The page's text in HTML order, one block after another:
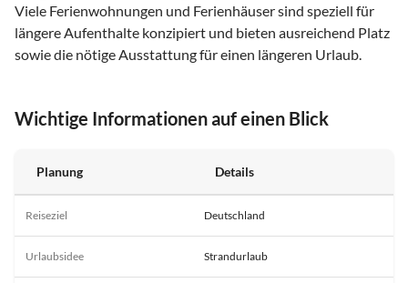
Viele Ferienwohnungen und Ferienhäuser sind speziell für
längere Aufenthalte konzipiert und bieten ausreichend Platz
sowie die nötige Ausstattung für einen längeren Urlaub.
Wichtige Informationen auf einen Blick
Planung Details
Reiseziel Deutschland
Urlaubsidee Strandurlaub